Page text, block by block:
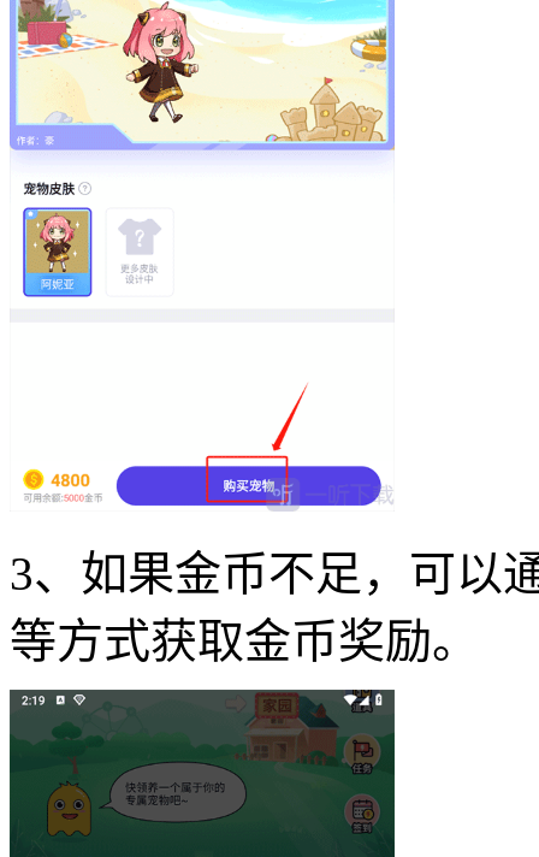
3、如果金币不足，可以
等方式获取金币奖励。